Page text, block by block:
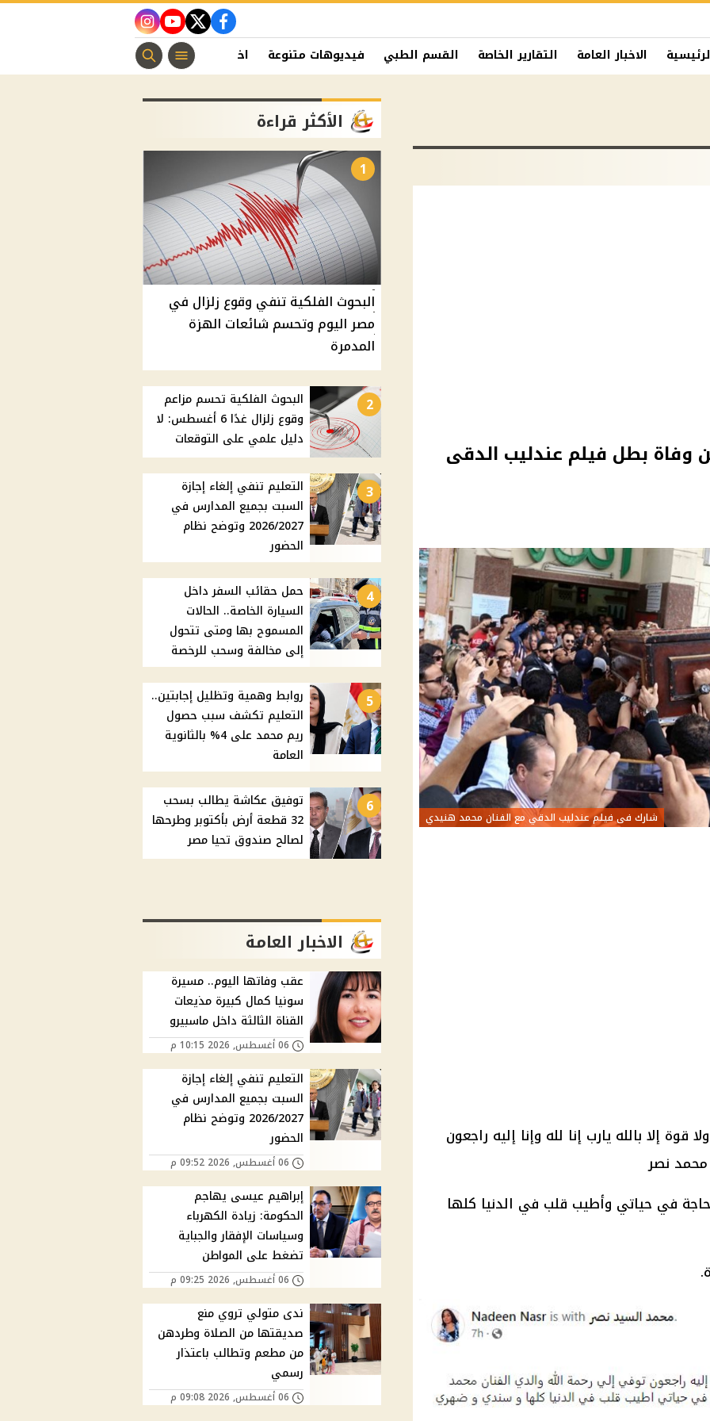
facebook
twitter
youtube
instagram
الاخبار العامة التقارير الخاصة القسم الطبي فيديوهات متنوعة اخبار الفن منوعات مسيحية
وفاة بطل فيلم عندليب الدقى
شارك فى فيلم عندليب الدقي مع الفنان محمد هنيدي
إلا بالله يارب إنا لله وإنا إليه راجعون
محمد نصر
في حياتي وأطيب قلب في الدنيا كلها
الأكثر قراءة
1
البحوث الفلكية تنفي وقوع زلزال في
مصر اليوم وتحسم شائعات الهزة
المدمرة
2
البحوث الفلكية تحسم مزاعم
وقوع زلزال غدًا 6 أغسطس: لا
دليل علمي على التوقعات
3
التعليم تنفي إلغاء إجازة
السبت بجميع المدارس في
2026/2027 وتوضح نظام
الحضور
4
حمل حقائب السفر داخل
السيارة الخاصة.. الحالات
المسموح بها ومتى تتحول
إلى مخالفة وسحب للرخصة
5
روابط وهمية وتظليل إجابتين..
التعليم تكشف سبب حصول
ريم محمد على 4% بالثانوية
العامة
6
توفيق عكاشة يطالب بسحب
32 قطعة أرض بأكتوبر وطرحها
لصالح صندوق تحيا مصر
الاخبار العامة
عقب وفاتها اليوم.. مسيرة
سونيا كمال كبيرة مذيعات
القناة الثالثة داخل ماسبيرو
06 أغسطس, 2026 10:15 م
التعليم تنفي إلغاء إجازة
السبت بجميع المدارس في
2026/2027 وتوضح نظام
الحضور
06 أغسطس, 2026 09:52 م
إبراهيم عيسى يهاجم
الحكومة: زيادة الكهرباء
وسياسات الإفقار والجباية
تضغط على المواطن
06 أغسطس, 2026 09:25 م
ندى متولي تروي منع
صديقتها من الصلاة وطردهن
من مطعم وتطالب باعتذار
رسمي
06 أغسطس, 2026 09:08 م